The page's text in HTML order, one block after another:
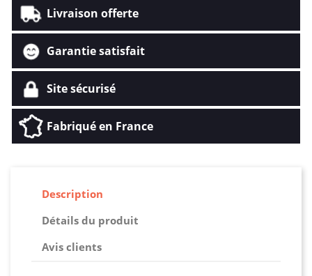
Livraison offerte
Garantie satisfait
Site sécurisé
Fabriqué en France
Description
Détails du produit
Avis clients